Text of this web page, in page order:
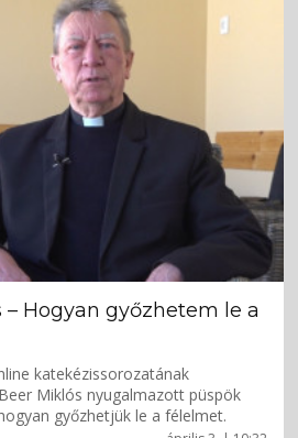
Hogyan győzhetem le a
katekézissorozatának
Miklós nyugalmazott püspök
győzhetjük le a félelmet.